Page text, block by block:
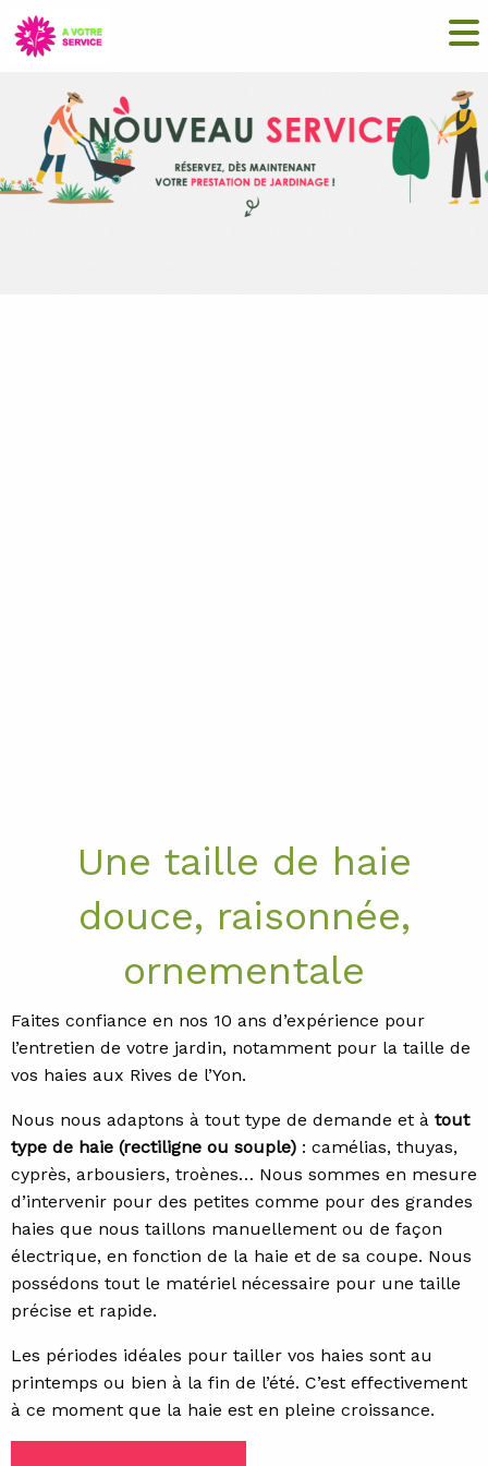
Une taille de haie
douce, raisonnée,
ornementale
Faites confiance en nos 10 ans d’expérience pour
l’entretien de votre jardin, notamment pour la taille de
vos haies aux Rives de l’Yon.
Nous nous adaptons à tout type de demande et à tout
type de haie (rectiligne ou souple) : camélias, thuyas,
cyprès, arbousiers, troènes… Nous sommes en mesure
d’intervenir pour des petites comme pour des grandes
haies que nous taillons manuellement ou de façon
électrique, en fonction de la haie et de sa coupe. Nous
possédons tout le matériel nécessaire pour une taille
précise et rapide.
Les périodes idéales pour tailler vos haies sont au
printemps ou bien à la fin de l’été. C’est effectivement
à ce moment que la haie est en pleine croissance.